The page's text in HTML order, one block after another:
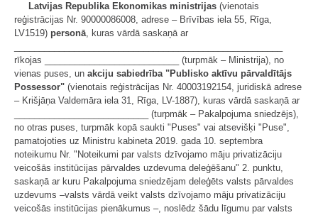
Latvijas Republika Ekonomikas ministrijas (vienotais
reģistrācijas Nr. 90000086008, adrese – Brīvības iela 55, Rīga,
LV1519) personā, kuras vārdā saskaņā ar
rīkojas ___________________________ (turpmāk – Ministrija), no
vienas puses, un akciju sabiedrība "Publisko aktīvu pārvaldītājs
Possessor" (vienotais reģistrācijas Nr. 40003192154, juridiskā adrese
– Krišjāņa Valdemāra iela 31, Rīga, LV-1887), kuras vārdā saskaņā ar
___________________________ (turpmāk – Pakalpojuma sniedzējs),
no otras puses, turpmāk kopā saukti "Puses" vai atsevišķi "Puse",
pamatojoties uz Ministru kabineta 2019. gada 10. septembra
noteikumu Nr. "Noteikumi par valsts dzīvojamo māju privatizāciju
veicošās institūcijas pārvaldes uzdevuma deleģēšanu" 2. punktu,
saskaņā ar kuru Pakalpojuma sniedzējam deleģēts valsts pārvaldes
uzdevums –valsts vārdā veikt valsts dzīvojamo māju privatizāciju
veicošās institūcijas pienākumus –, noslēdz šādu līgumu par valsts